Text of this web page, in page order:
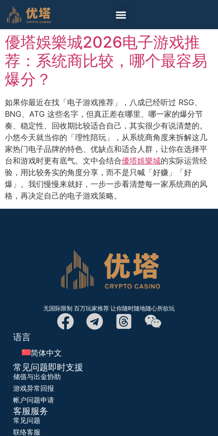
優塔娛樂城2026电子游戏推
荐：系统商比较，哪个最容易
爆分？
如果你最近在找「电子游戏推荐」，八成已经听过 RSG、
BNG、ATG 这些名字，但真正差在哪里、哪一家的爆分节
奏、稳定性、回收期比较适合自己，其实很少有说清楚的。
小悠今天就当你的「理性陪玩」，从系统商角度来拆解这几
家热门电子品牌的特色、优缺点和适合人群，让你在选择平
台和游戏时更有底气。文中会结合優塔娛樂城的实际运营经
验，用比较务实的角度分享，而不是只喊「好赚」「好
爆」。我们慢慢来就好，一步一步看清楚每一家系统商的风
格，再决定自己的电子游戏策略。
无国际限制 百万玩家推荐 让你随时随地随心所欲玩
客服服务
常见问题
联络客服
常见问题即时支援
储值与出金协助
游戏异常回报
帐户问题申请
语言
简体中文